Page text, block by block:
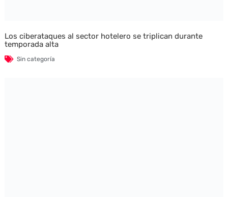
Los ciberataques al sector hotelero se triplican durante
temporada alta
Sin categoría